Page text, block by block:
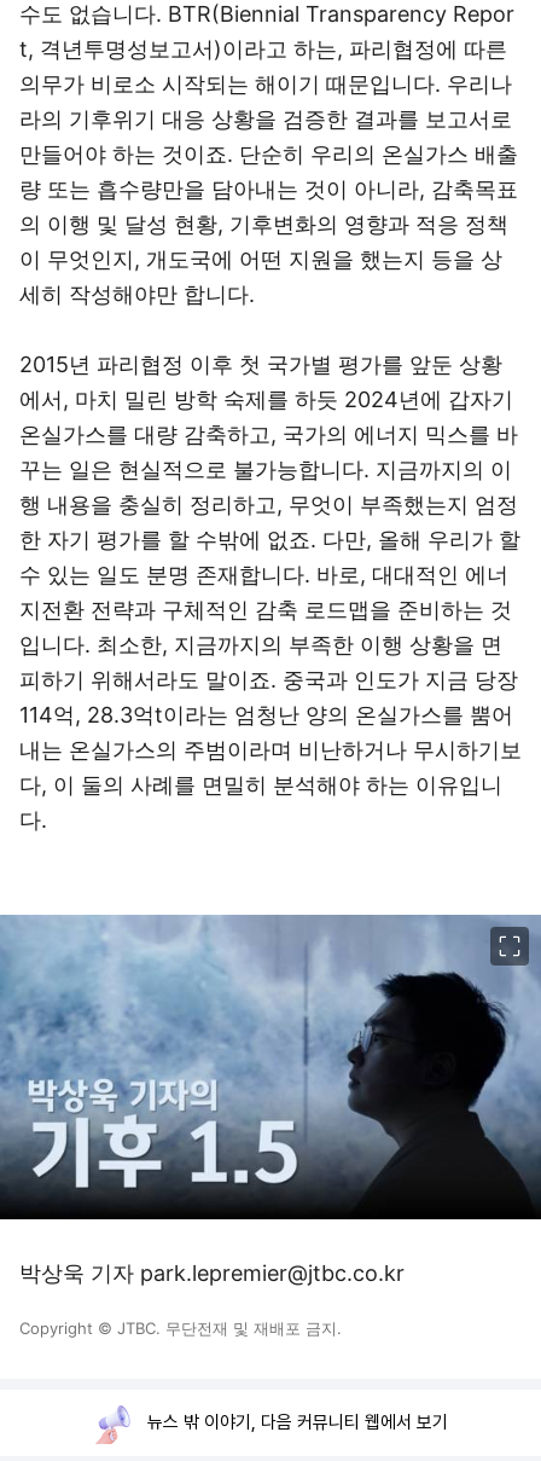
수도 없습니다. BTR(Biennial Transparency Repor
t, 격년투명성보고서)이라고 하는, 파리협정에 따른
의무가 비로소 시작되는 해이기 때문입니다. 우리나
라의 기후위기 대응 상황을 검증한 결과를 보고서로
만들어야 하는 것이죠. 단순히 우리의 온실가스 배출
량 또는 흡수량만을 담아내는 것이 아니라, 감축목표
의 이행 및 달성 현황, 기후변화의 영향과 적응 정책
이 무엇인지, 개도국에 어떤 지원을 했는지 등을 상
세히 작성해야만 합니다.
2015년 파리협정 이후 첫 국가별 평가를 앞둔 상황
에서, 마치 밀린 방학 숙제를 하듯 2024년에 갑자기
온실가스를 대량 감축하고, 국가의 에너지 믹스를 바
꾸는 일은 현실적으로 불가능합니다. 지금까지의 이
행 내용을 충실히 정리하고, 무엇이 부족했는지 엄정
한 자기 평가를 할 수밖에 없죠. 다만, 올해 우리가 할
수 있는 일도 분명 존재합니다. 바로, 대대적인 에너
지전환 전략과 구체적인 감축 로드맵을 준비하는 것
입니다. 최소한, 지금까지의 부족한 이행 상황을 면
피하기 위해서라도 말이죠. 중국과 인도가 지금 당장
114억, 28.3억t이라는 엄청난 양의 온실가스를 뿜어
내는 온실가스의 주범이라며 비난하거나 무시하기보
다, 이 둘의 사례를 면밀히 분석해야 하는 이유입니
다.
박상욱 기자 park.lepremier@jtbc.co.kr
Copyright © JTBC. 무단전재 및 재배포 금지.
뉴스 밖 이야기, 다음 커뮤니티 웹에서 보기